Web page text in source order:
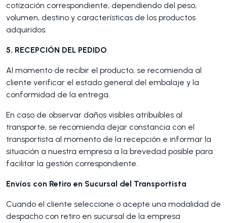
cotización correspondiente, dependiendo del peso,
volumen, destino y características de los productos
adquiridos.
5. RECEPCIÓN DEL PEDIDO
Al momento de recibir el producto, se recomienda al
cliente verificar el estado general del embalaje y la
conformidad de la entrega.
En caso de observar daños visibles atribuibles al
transporte, se recomienda dejar constancia con el
transportista al momento de la recepción e informar la
situación a nuestra empresa a la brevedad posible para
facilitar la gestión correspondiente.
Envíos con Retiro en Sucursal del Transportista
Cuando el cliente seleccione o acepte una modalidad de
despacho con retiro en sucursal de la empresa